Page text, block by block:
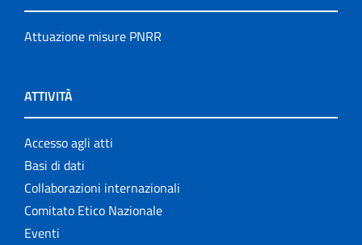
Attuazione misure PNRR
ATTIVITÀ
Accesso agli atti
Basi di dati
Collaborazioni internazionali
Comitato Etico Nazionale
Eventi